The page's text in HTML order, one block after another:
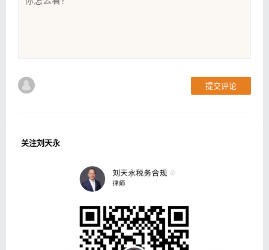
提交评论
关注刘天永